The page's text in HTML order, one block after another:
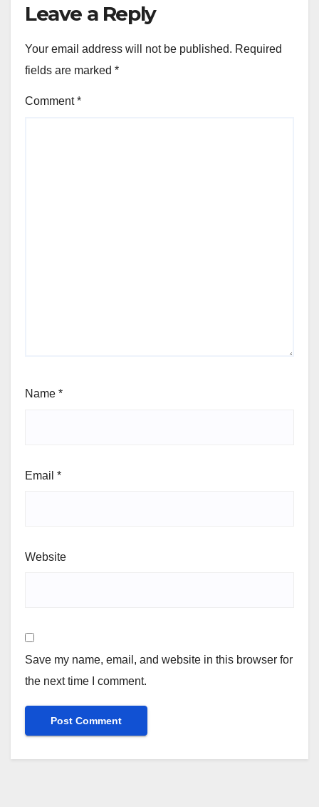
Leave a Reply
Your email address will not be published. Required
fields are marked *
Comment*
Name *
Email *
Website
Save my name, email, and website in this browser for
the next time I comment.